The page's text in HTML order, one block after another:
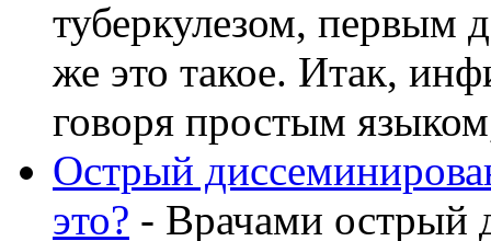
туберкулезом, первым
же это такое. Итак,
говоря простым
Острый
это? - Врачами острый